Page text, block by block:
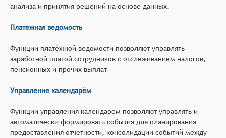
анализа и принятия решений на основе данных.
Платежная ведомость
Функции платёжной ведомости позволяют управлять
заработной платой сотрудников с отслеживанием налогов,
пенсионных и прочих выплат
Управление календарём
Функции управления календарем позволяют управлять и
автоматически формировать события для планирования
предоставления отчетности, консолидации событий между